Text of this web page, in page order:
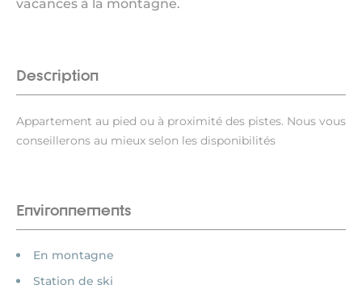
vacances à la montagne.
Description
Appartement au pied ou à proximité des pistes. Nous vous
conseillerons au mieux selon les disponibilités
Environnements
En montagne
Station de ski